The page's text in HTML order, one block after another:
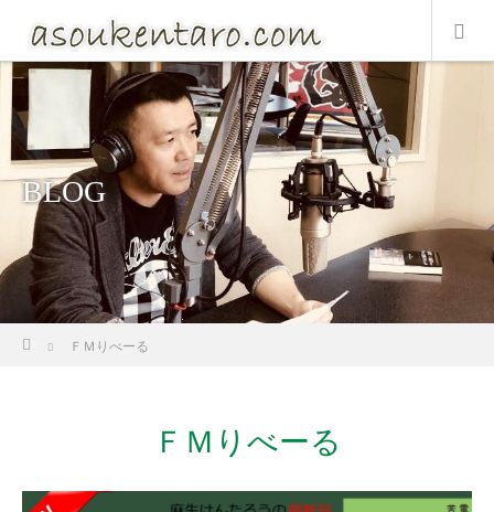
BLOG
ＦＭりべーる
ＦＭりべーる